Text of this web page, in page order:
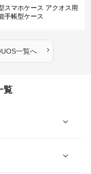
スマホケース アクオス用
手帳型ケース
一覧へ ›
覧